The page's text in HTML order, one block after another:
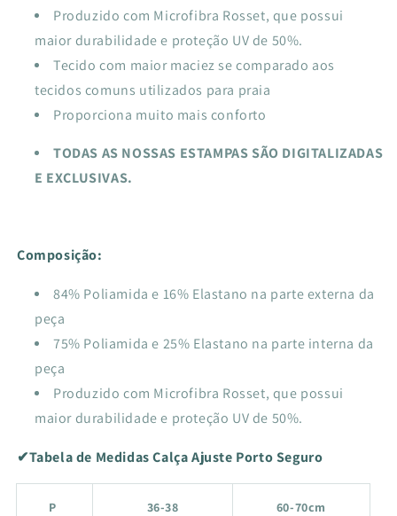
Produzido com Microfibra Rosset, que possui
maior durabilidade e proteção UV de 50%.
Tecido com maior maciez se comparado aos
tecidos comuns utilizados para praia
Proporciona muito mais conforto
TODAS AS NOSSAS ESTAMPAS SÃO DIGITALIZADAS
E EXCLUSIVAS.
Composição:
84% Poliamida e 16% Elastano na parte externa da
peça
75% Poliamida e 25% Elastano na parte interna da
peça
Produzido com Microfibra Rosset, que possui
maior durabilidade e proteção UV de 50%.
✔Tabela de Medidas Calça Ajuste Porto Seguro
P 36-38 60-70cm